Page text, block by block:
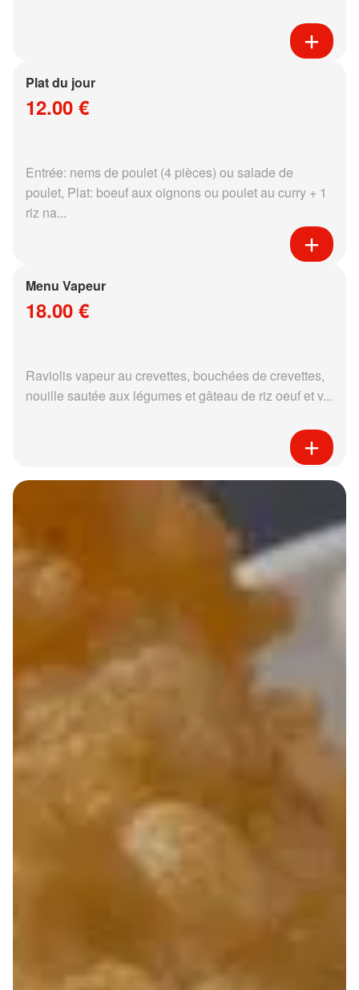
Plat du jour
12.00 €
Entrée: nems de poulet (4 pièces) ou salade de
poulet, Plat: boeuf aux oignons ou poulet au curry + 1
riz na...
Menu Vapeur
18.00 €
Raviolis vapeur au crevettes, bouchées de crevettes,
nouille sautée aux légumes et gâteau de riz oeuf et v...